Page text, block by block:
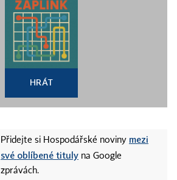
HRÁT
Přidejte si Hospodářské noviny mezi
své oblíbené tituly na Google
zprávách.